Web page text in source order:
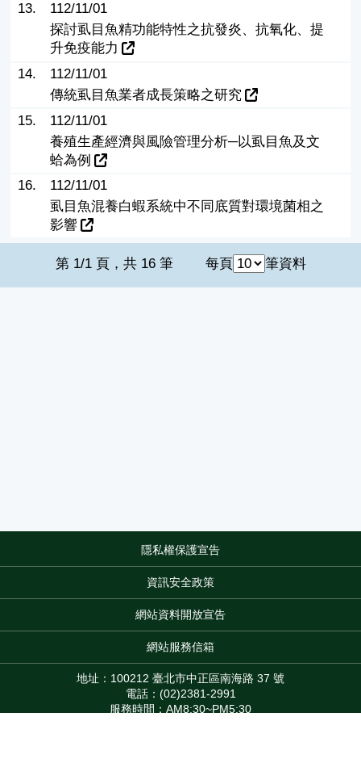
13.
112/11/01
探討虱目魚精功能特性之抗發炎、抗氧化、提
升免疫能力
14.
112/11/01
傳統虱目魚業者成長策略之研究
15.
112/11/01
養殖生產經濟與風險管理分析─以虱目魚及文
蛤為例
16.
112/11/01
虱目魚混養白蝦系統中不同底質對環境菌相之
影響
第 1/1 頁，共 16 筆 每頁 筆資料
隱私權保護宣告
資訊安全政策
網站資料開放宣告
網站服務信箱
地址：100212 臺北市中正區南海路 37 號
電話：(02)2381-2991
服務時間：AM8:30~PM5:30